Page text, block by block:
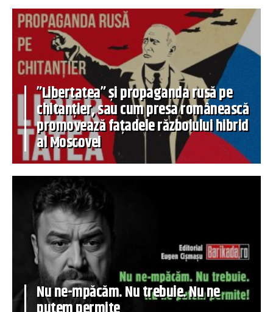
”Libertatea” și propaganda rusă pe
chitanțier, sau cum presa românească
promovează fațadele războiului hibrid
al Moscovei
Nu ne-mpăcăm. Nu trebuie. Nu ne